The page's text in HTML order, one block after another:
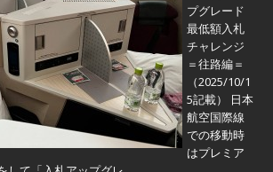
プグレード
最低額入札
チャレンジ
＝往路編＝
（2025/10/1
5記載） 日本
航空国際線
での移動時
はプレミア